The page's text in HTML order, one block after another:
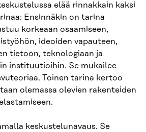
elää rinnakkain kaksi
Ensinnäkin on tarina
korkeaan osaamiseen,
ideoiden vapauteen,
tietoon, teknologiaan ja
instituutioihin. Se mukailee
Toinen tarina kertoo
olemassa olevien rakenteiden
keskustelunavaus. Se